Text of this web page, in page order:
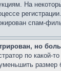
На
спам-
но
по какой-
размер